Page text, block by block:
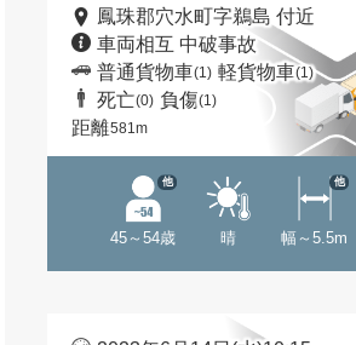
鳳珠郡穴水町字鵜島 付近
車両相互 中破事故
普通貨物車(1) 軽貨物車(1)
死亡(0) 負傷(1)
距離581m
45～54歳
他
晴 幅～5.5m
他